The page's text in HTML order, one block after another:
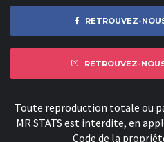
RETROUVEZ-
RETROUVEZ-
Toute reproduction totale ou
MR STATS est interdite, en
Code de la